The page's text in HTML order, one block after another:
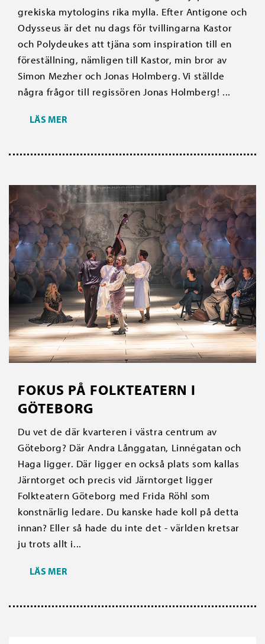
grekiska mytologins rika mylla. Efter Antigone och
Odysseus är det nu dags för tvillingarna Kastor
och Polydeukes att tjäna som inspiration till en
föreställning, nämligen till Kastor, min bror av
Simon Mezher och Jonas Holmberg. Vi ställde
några frågor till regissören Jonas Holmberg! ...
LÄS MER
FOKUS PÅ FOLKTEATERN I
GÖTEBORG
Du vet de där kvarteren i västra centrum av
Göteborg? Där Andra Långgatan, Linnégatan och
Haga ligger. Där ligger en också plats som kallas
Järntorget och precis vid Järntorget ligger
Folkteatern Göteborg med Frida Röhl som
konstnärlig ledare. Du kanske hade koll på detta
innan? Eller så hade du inte det - världen kretsar
ju trots allt i...
LÄS MER